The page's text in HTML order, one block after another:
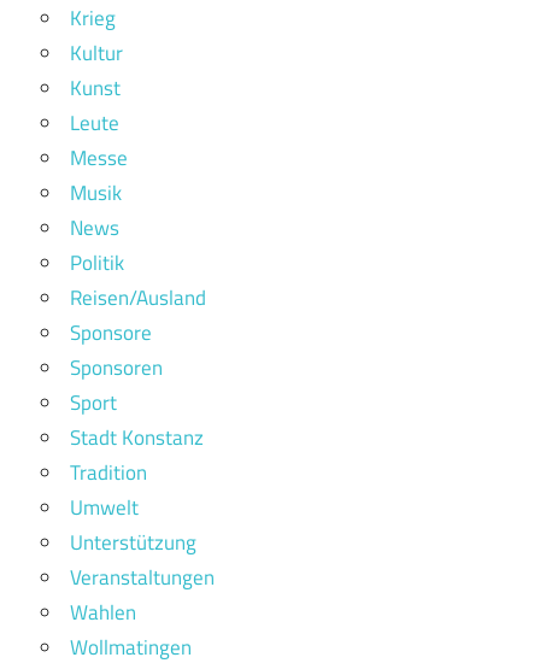
Krieg
Kultur
Kunst
Leute
Messe
Musik
News
Politik
Reisen/Ausland
Sponsore
Sponsoren
Sport
Stadt Konstanz
Tradition
Umwelt
Unterstützung
Veranstaltungen
Wahlen
Wollmatingen